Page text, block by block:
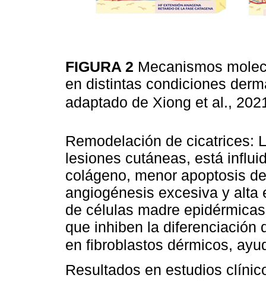
FIGURA 2 Mecanismos
en distintas condiciones
adaptado de Xiong et al.,
Remodelación de cicatrices:
lesiones cutáneas, está
colágeno, menor apoptosis
angiogénesis excesiva y alta
de células madre
que inhiben la diferenciación
en fibroblastos dérmicos,
Resultados en estudios